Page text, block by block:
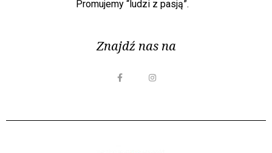
Promujemy “ludzi z pasją”.
Znajdź nas na